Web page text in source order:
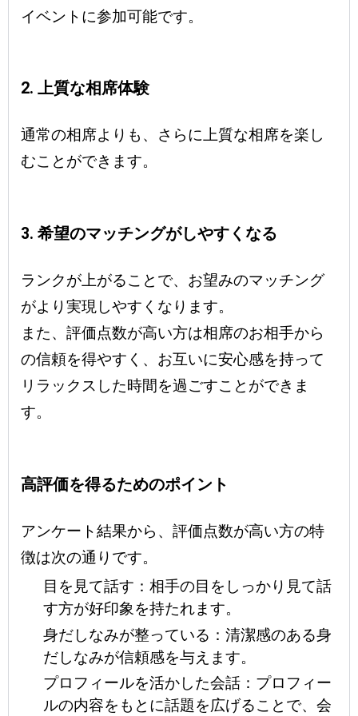
イベントに参加可能です。
2. 上質な相席体験
通常の相席よりも、さらに上質な相席を楽し
むことができます。
3. 希望のマッチングがしやすくなる
ランクが上がることで、お望みのマッチング
がより実現しやすくなります。
また、評価点数が高い方は相席のお相手から
の信頼を得やすく、お互いに安心感を持って
リラックスした時間を過ごすことができま
す。
高評価を得るためのポイント
アンケート結果から、評価点数が高い方の特
徴は次の通りです。
目を見て話す ：相手の目をしっかり見て話
す方が好印象を持たれます。
身だしなみが整っている ：清潔感のある身
だしなみが信頼感を与えます。
プロフィールを活かした会話 ：プロフィー
ルの内容をもとに話題を広げることで、会